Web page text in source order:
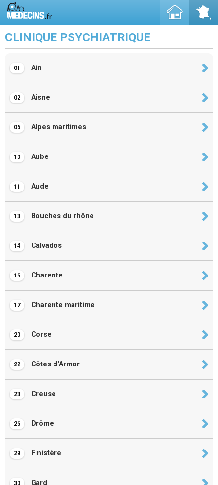
CLINIQUE PSYCHIATRIQUE
01 Ain
02 Aisne
06 Alpes maritimes
10 Aube
11 Aude
13 Bouches du rhône
14 Calvados
16 Charente
17 Charente maritime
20 Corse
22 Côtes d'Armor
23 Creuse
26 Drôme
29 Finistère
30 Gard